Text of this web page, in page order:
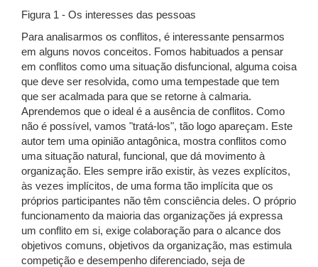
Figura 1 - Os interesses das pessoas
Para analisarmos os conflitos, é interessante pensarmos
em alguns novos conceitos. Fomos habituados a pensar
em conflitos como uma situação disfuncional, alguma coisa
que deve ser resolvida, como uma tempestade que tem
que ser acalmada para que se retorne à calmaria.
Aprendemos que o ideal é a ausência de conflitos. Como
não é possível, vamos "tratá-los", tão logo apareçam. Este
autor tem uma opinião antagônica, mostra conflitos como
uma situação natural, funcional, que dá movimento à
organização. Eles sempre irão existir, às vezes explícitos,
às vezes implícitos, de uma forma tão implícita que os
próprios participantes não têm consciência deles. O próprio
funcionamento da maioria das organizações já expressa
um conflito em si, exige colaboração para o alcance dos
objetivos comuns, objetivos da organização, mas estimula
competição e desempenho diferenciado, seja de